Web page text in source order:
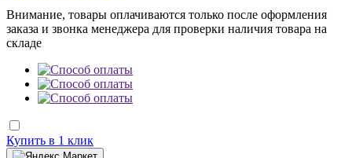
Внимание, товары оплачиваются только после оформления
заказа и звонка менеджера для проверки наличия товара на
складе
Купить в 1 клик